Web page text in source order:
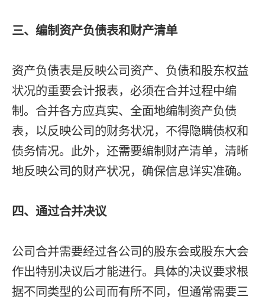
三、编制资产负债表和财产清单
资产负债表是反映公司资产、负债和股东权益
状况的重要会计报表，必须在合并过程中编
制。合并各方应真实、全面地编制资产负债
表，以反映公司的财务状况，不得隐瞒债权和
债务情况。此外，还需要编制财产清单，清晰
地反映公司的财产状况，确保信息详实准确。
四、通过合并决议
公司合并需要经过各公司的股东会或股东大会
作出特别决议后才能进行。具体的决议要求根
据不同类型的公司而有所不同，但通常需要三